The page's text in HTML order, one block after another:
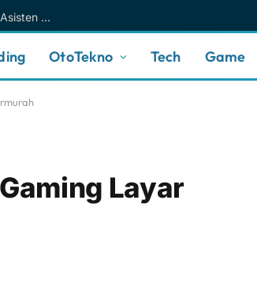
Meta AI Makin Cerdas Berkat Muse Spark 1.1, Siap Jadi Asisten AI Personal yang Lebih Intuitif
OtoTekno Tech Game
Layar